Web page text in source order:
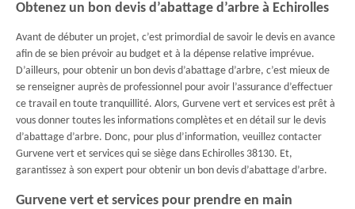
Obtenez un bon devis d’abattage d’arbre à Echirolles
Avant de débuter un projet, c’est primordial de savoir le devis en avance
afin de se bien prévoir au budget et à la dépense relative imprévue.
D’ailleurs, pour obtenir un bon devis d’abattage d’arbre, c’est mieux de
se renseigner auprès de professionnel pour avoir l’assurance d’effectuer
ce travail en toute tranquillité. Alors, Gurvene vert et services est prêt à
vous donner toutes les informations complètes et en détail sur le devis
d’abattage d’arbre. Donc, pour plus d’information, veuillez contacter
Gurvene vert et services qui se siège dans Echirolles 38130. Et,
garantissez à son expert pour obtenir un bon devis d’abattage d’arbre.
Gurvene vert et services pour prendre en main